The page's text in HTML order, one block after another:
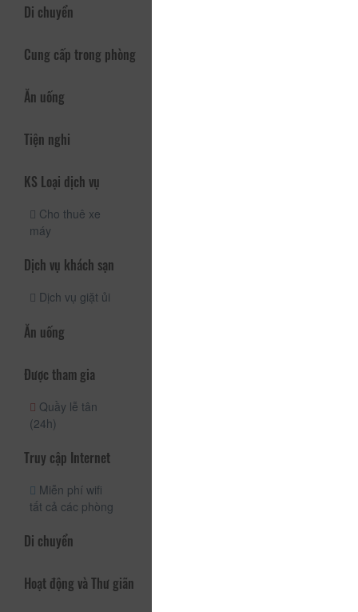
Di chuyển
Cung cấp trong phòng
Ăn uống
Tiện nghi
KS Loại dịch vụ
Cho thuê xe
máy
Dịch vụ khách sạn
Dịch vụ giặt ủi
Ăn uống
Được tham gia
Quầy lễ tân
(24h)
Truy cập Internet
Miễn phí wifi
tất cả các phòng
Di chuyển
Hoạt động và Thư giãn